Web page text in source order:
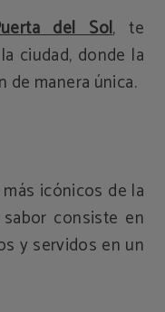
del Sol, te
ciudad, donde la
de manera única.
icónicos de la
consiste en
y servidos en un